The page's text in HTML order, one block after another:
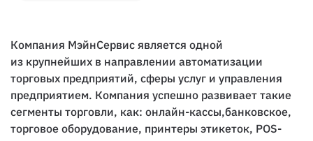
Компания МэйнСервис является одной
из крупнейших в направлении автоматизации
торговых предприятий, сферы услуг и управления
предприятием. Компания успешно развивает такие
сегменты торговли, как: онлайн-кассы,банковское,
торговое оборудование, принтеры этикеток, POS-